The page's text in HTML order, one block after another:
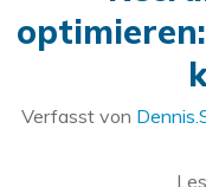
Verfasst von